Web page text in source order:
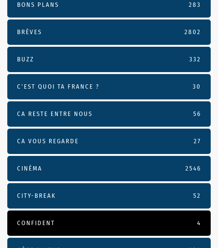
BONS PLANS 283
BRÈVES 2802
BUZZ 332
C'EST QUOI TA FRANCE ? 30
CA RESTE ENTRE NOUS 56
CA VOUS REGARDE 27
CINÉMA 2546
CITY-BREAK 52
CONFIDENT 4